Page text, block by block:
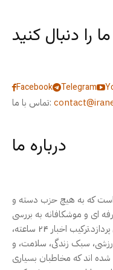
ما را دنبال کنید
Facebook Telegram
تماس با ما:
درباره ما
است که به هیچ حزب دسته و
ای و موشکافانه به بررسی
مهمترین رویدادهای ایران و خاورمیانه می پردازد.ترکیب اخبار ۲۴ ساعته،
سبک زندگی، سلامت، و
شده اند که مخاطبان بسیاری